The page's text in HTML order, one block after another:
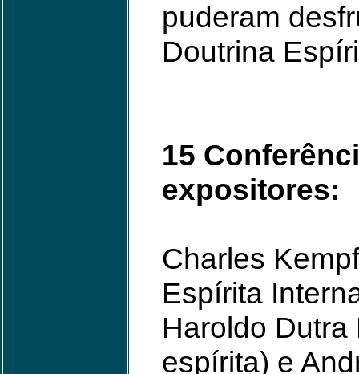
puderam
Doutrina
15
expositores:
Charles
Espírita
Haroldo
espírita) e